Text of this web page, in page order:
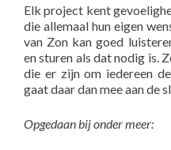
Elk project kent
die allemaal hun eigen
van Zon kan goed
en sturen als dat nodig is.
die er zijn om iedereen
gaat daar dan mee aan de
Opgedaan bij onder meer: